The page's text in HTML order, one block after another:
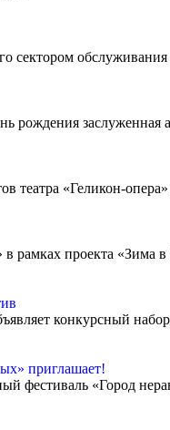
сектором
заслуженная
театра «Геликон-
рамках проекта
конкурсный
приглашает!
фестиваль «Город